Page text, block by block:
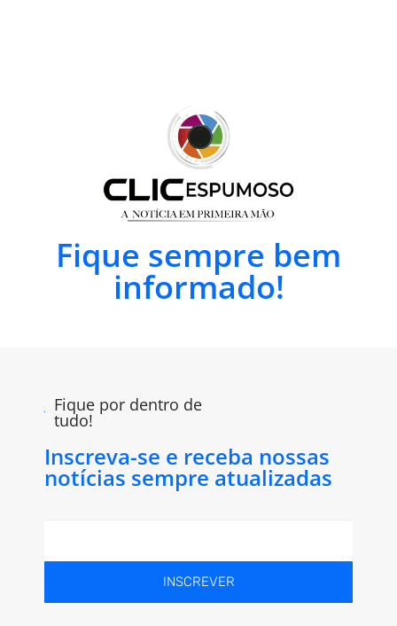
Fique sempre bem
informado!
Fique por dentro de
tudo!
Inscreva-se e receba nossas
notícias sempre atualizadas
INSCREVER